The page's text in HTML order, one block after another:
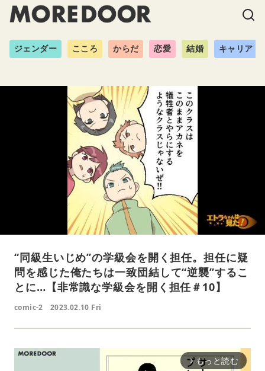
ジェンダー こころ からだ 恋愛 結婚 キャリア
“同級生いじめ”の学級会を開く担任。担任に疑
問を感じた俺たちは一致団結して“逆襲”するこ
とに…【非常識な学級会を開く担任＃10】
comic-2 2023.02.10 Fri
arrow_forward_ios もっと読む